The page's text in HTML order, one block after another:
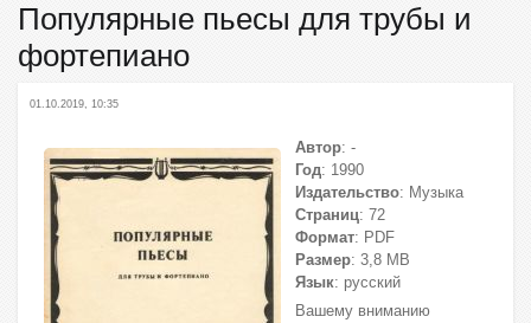
Популярные пьесы для трубы и
фортепиано
01.10.2019, 10:35
Автор: -
Год: 1990
Издательство: Музыка
Страниц: 72
Формат: PDF
Размер: 3,8 МВ
Язык: русский
Вашему вниманию